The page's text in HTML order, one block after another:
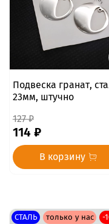
Подвеска гранат,
23мм, штучно
127 ₽
114 ₽
В корзину
СТАЛЬ только у нас -